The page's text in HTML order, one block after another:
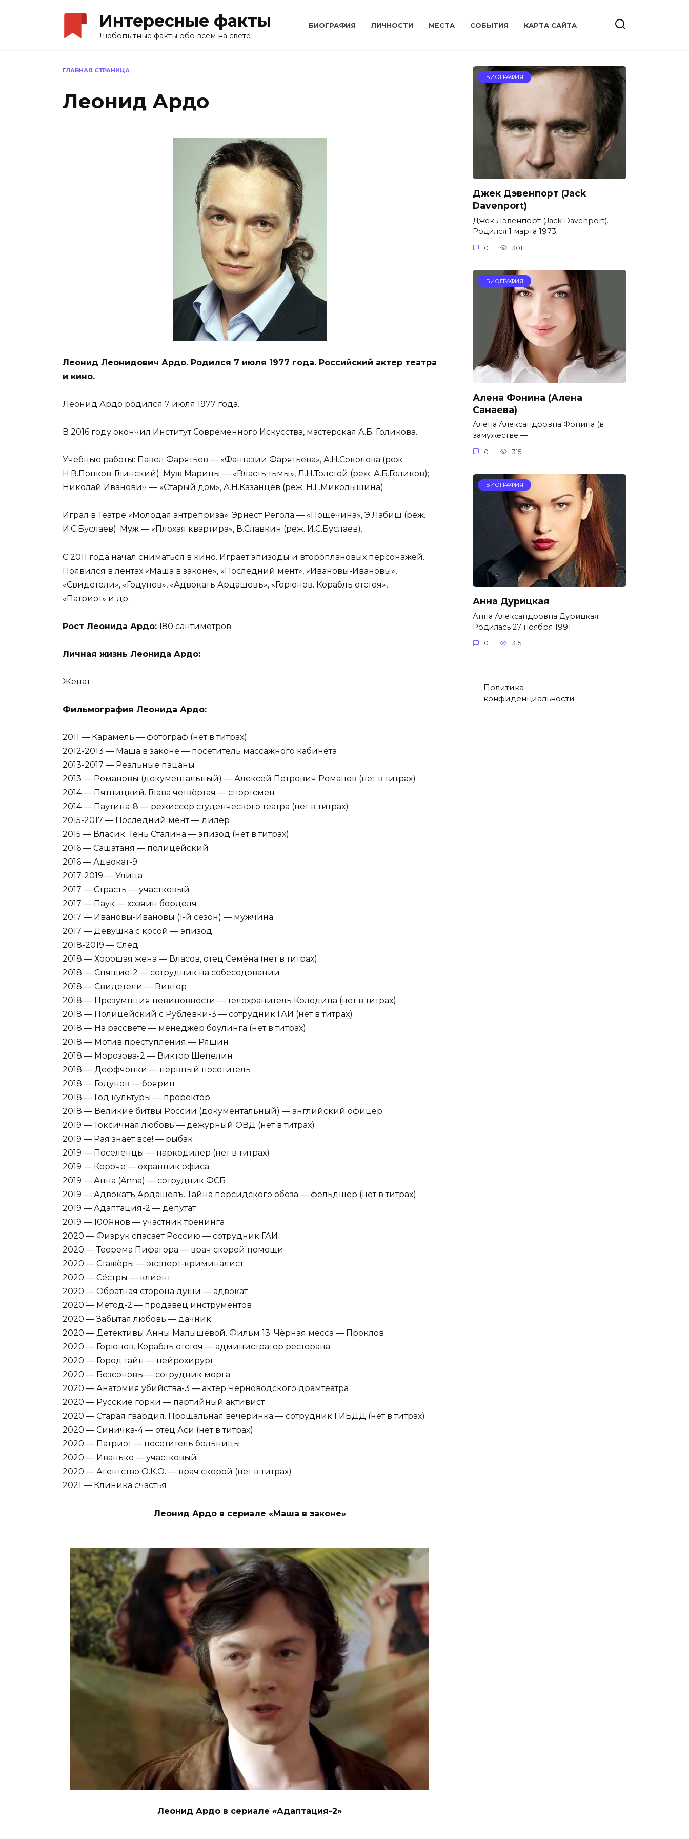
Интересные факты
Любопытные факты обо всем на свете
БИОГРАФИЯ ЛИЧНОСТИ МЕСТА CОБЫТИЯ КАРТА САЙТА
ГЛАВНАЯ СТРАНИЦА
Леонид Ардо
Леонид Леонидович Ардо. Родился 7 июля 1977 года. Российский актер театра
и кино.
Леонид Ардо родился 7 июля 1977 года.
В 2016 году окончил Институт Современного Искусства, мастерская А.Б. Голикова.
Учебные работы: Павел Фарятьев — «Фантазии Фарятьева», А.Н.Соколова (реж.
Н.В.Попков-Глинский); Муж Марины — «Власть тьмы», Л.Н.Толстой (реж. А.Б.Голиков);
Николай Иванович — «Старый дом», А.Н.Казанцев (реж. Н.Г.Миколышина).
Играл в Театре «Молодая антреприза»: Эрнест Регола — «Пощёчина», Э.Лабиш (реж.
И.С.Буслаев); Муж — «Плохая квартира», В.Славкин (реж. И.С.Буслаев).
С 2011 года начал сниматься в кино. Играет эпизоды и второплановых персонажей.
Появился в лентах «Маша в законе», «Последний мент», «Ивановы-Ивановы»,
«Свидетели», «Годунов», «Адвокатъ Ардашевъ», «Горюнов. Корабль отстоя»,
«Патриот» и др.
Рост Леонида Ардо: 180 сантиметров.
Личная жизнь Леонида Ардо:
Женат.
Фильмография Леонида Ардо:
2011 — Карамель — фотограф (нет в титрах)
2012-2013 — Маша в законе — посетитель массажного кабинета
2013-2017 — Реальные пацаны
2013 — Романовы (документальный) — Алексей Петрович Романов (нет в титрах)
2014 — Пятницкий. Глава четвёртая — спортсмен
2014 — Паутина-8 — режиссер студенческого театра (нет в титрах)
2015-2017 — Последний мент — дилер
2015 — Власик. Тень Сталина — эпизод (нет в титрах)
2016 — Сашатаня — полицейский
2016 — Адвокат-9
2017-2019 — Улица
2017 — Страсть — участковый
2017 — Паук — хозяин борделя
2017 — Ивановы-Ивановы (1-й сезон) — мужчина
2017 — Девушка с косой — эпизод
2018-2019 — След
2018 — Хорошая жена — Власов, отец Семёна (нет в титрах)
2018 — Спящие-2 — сотрудник на собеседовании
2018 — Свидетели — Виктор
2018 — Презумпция невиновности — телохранитель Колодина (нет в титрах)
2018 — Полицейский с Рублёвки-3 — сотрудник ГАИ (нет в титрах)
2018 — На рассвете — менеджер боулинга (нет в титрах)
2018 — Мотив преступления — Ряшин
2018 — Морозова-2 — Виктор Шепелин
2018 — Деффчонки — нервный посетитель
2018 — Годунов — боярин
2018 — Год культуры — проректор
2018 — Великие битвы России (документальный) — английский офицер
2019 — Токсичная любовь — дежурный ОВД (нет в титрах)
2019 — Рая знает всё! — рыбак
2019 — Поселенцы — наркодилер (нет в титрах)
2019 — Короче — охранник офиса
2019 — Анна (Anna) — сотрудник ФСБ
2019 — Адвокатъ Ардашевъ. Тайна персидского обоза — фельдшер (нет в титрах)
2019 — Адаптация-2 — депутат
2019 — 100Янов — участник тренинга
2020 — Физрук спасает Россию — сотрудник ГАИ
2020 — Теорема Пифагора — врач скорой помощи
2020 — Стажёры — эксперт-криминалист
2020 — Сёстры — клиент
2020 — Обратная сторона души — адвокат
2020 — Метод-2 — продавец инструментов
2020 — Забытая любовь — дачник
2020 — Детективы Анны Малышевой. Фильм 13: Чёрная месса — Проклов
2020 — Горюнов. Корабль отстоя — администратор ресторана
2020 — Город тайн — нейрохирург
2020 — Безсоновъ — сотрудник морга
2020 — Анатомия убийства-3 — актёр Черноводского драмтеатра
2020 — Русские горки — партийный активист
2020 — Старая гвардия. Прощальная вечеринка — сотрудник ГИБДД (нет в титрах)
2020 — Синичка-4 — отец Аси (нет в титрах)
2020 — Патриот — посетитель больницы
2020 — Иванько — участковый
2020 — Агентство О.К.О. — врач скорой (нет в титрах)
2021 — Клиника счастья
Леонид Ардо в сериале «Маша в законе»
Леонид Ардо в сериале «Адаптация-2»
БИОГРАФИЯ
Джек Дэвенпорт (Jack
Davenport)
Джек Дэвенпорт (Jack Davenport).
Родился 1 марта 1973
0 301
БИОГРАФИЯ
Алена Фонина (Алена
Санаева)
Алена Александровна Фонина (в
замужестве —
0 315
БИОГРАФИЯ
Анна Дурицкая
Анна Александровна Дурицкая.
Родилась 27 ноября 1991
0 315
Политика
конфиденциальности